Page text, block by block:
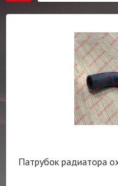
Патрубок радиатора